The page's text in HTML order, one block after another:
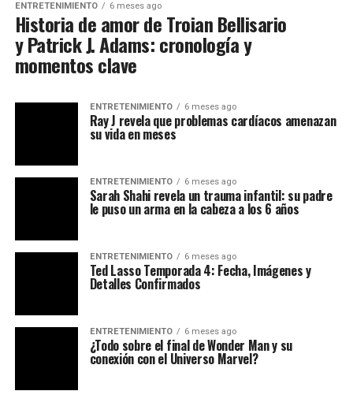
ENTRETENIMIENTO 6 meses ago
Historia de amor de Troian Bellisario
y Patrick J. Adams: cronología y
momentos clave
ENTRETENIMIENTO 6 meses ago
Ray J revela que problemas cardíacos amenazan
su vida en meses
ENTRETENIMIENTO 6 meses ago
Sarah Shahi revela un trauma infantil: su padre
le puso un arma en la cabeza a los 6 años
ENTRETENIMIENTO 6 meses ago
Ted Lasso Temporada 4: Fecha, Imágenes y
Detalles Confirmados
ENTRETENIMIENTO 6 meses ago
¿Todo sobre el final de Wonder Man y su
conexión con el Universo Marvel?